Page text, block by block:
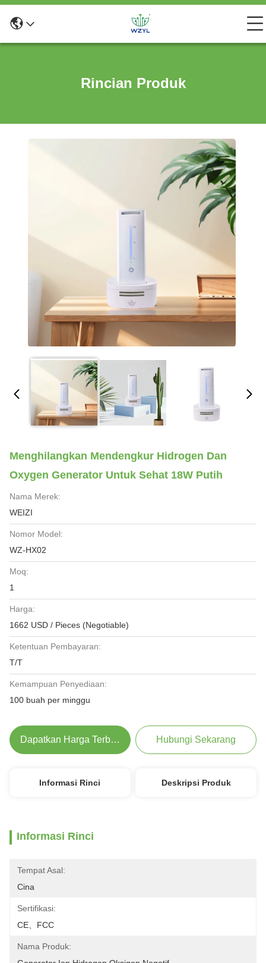
Rincian Produk
Menghilangkan Mendengkur Hidrogen Dan
Oxygen Generator Untuk Sehat 18W Putih
Nama Merek:
WEIZI
Nomor Model:
WZ-HX02
Moq:
1
Harga:
1662 USD / Pieces (Negotiable)
Ketentuan Pembayaran:
T/T
Kemampuan Penyediaan:
100 buah per minggu
Dapatkan Harga Terbaik Hubungi Sekarang
Informasi Rinci Deskripsi Produk
Informasi Rinci
Tempat Asal:
Cina
Sertifikasi:
CE、FCC
Nama Produk: